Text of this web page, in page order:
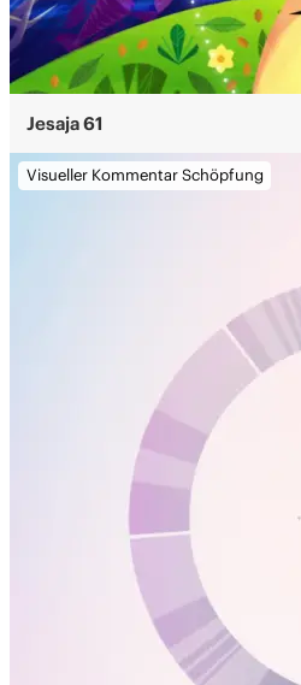
Jesaja 61
Visueller Kommentar Schöpfung